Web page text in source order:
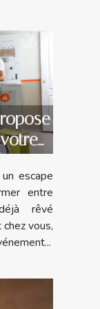
escape
entre
rêvé
vous,